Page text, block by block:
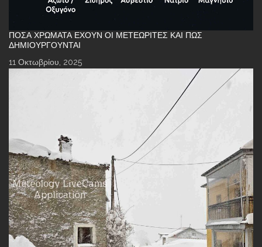
ΠΌΣΑ ΧΡΏΜΑΤΑ ΈΧΟΥΝ ΟΙ ΜΕΤΕΩΡΊΤΕΣ ΚΑΙ ΠΏΣ
ΔΗΜΙΟΥΡΓΟΎΝΤΑΙ
11 Οκτωβρίου, 2025